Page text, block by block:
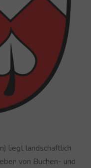
liegt landschaftlich
von Buchen- und